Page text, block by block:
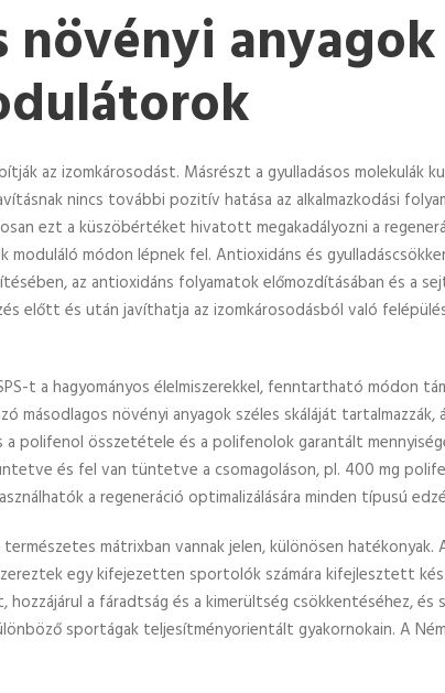
növényi
az izomkárosodást. Másrészt a gyulladásos molekulák
nincs további pozitív hatása az alkalmazkodási
ezt a küszöbértéket hivatott megakadályozni a
módon lépnek fel. Antioxidáns és
az antioxidáns folyamatok előmozdításában és a
előtt és után javíthatja az izomkárosodásból való
t a hagyományos élelmiszerekkel, fenntartható módon
másodlagos növényi anyagok széles skáláját
polifenol összetétele és a polifenolok garantált
és fel van tüntetve a csomagoláson, pl. 400 mg
a regeneráció optimalizálására minden típusú
mátrixban vannak jelen, különösen
egy kifejezetten sportolók számára kifejlesztett
hozzájárul a fáradtság és a kimerültség csökkentéséhez,
sportágak teljesítményorientált gyakornokain. A